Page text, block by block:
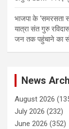
भाजपा के ‘समरसता
यात्रा संत गुरु
जन तक पहुंचाने का
News
August 2026
July 2026 (232)
June 2026 (352)